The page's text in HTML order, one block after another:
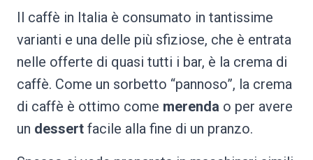
Il caffè in Italia è consumato in tantissime
varianti e una delle più sfiziose, che è entrata
nelle offerte di quasi tutti i bar, è la crema di
caffè. Come un sorbetto “pannoso”, la crema
di caffè è ottimo come merenda o per avere
un dessert facile alla fine di un pranzo.